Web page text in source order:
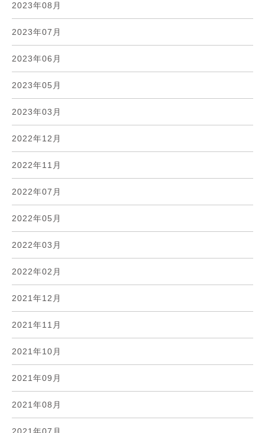
2023年08月
2023年07月
2023年06月
2023年05月
2023年03月
2022年12月
2022年11月
2022年07月
2022年05月
2022年03月
2022年02月
2021年12月
2021年11月
2021年10月
2021年09月
2021年08月